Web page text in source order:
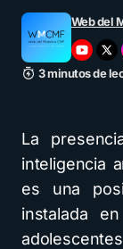
Web del
3 minutos de
La
inteligencia
es una
instalada